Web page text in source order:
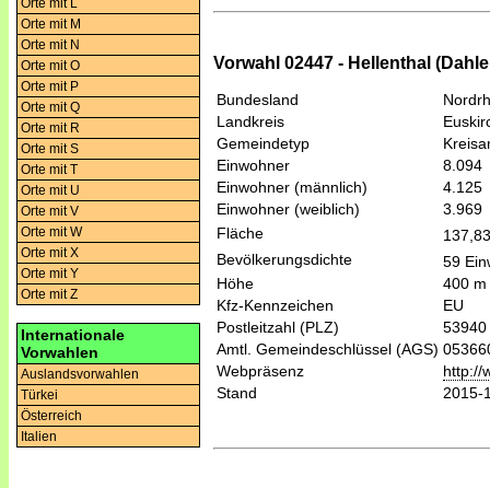
Orte mit L
Orte mit M
Orte mit N
Orte mit O
Orte mit P
Orte mit Q
Orte mit R
Orte mit S
Orte mit T
Orte mit U
Orte mit V
Orte mit W
Orte mit X
Orte mit Y
Orte mit Z
Internationale
Vorwahlen
Auslandsvorwahlen
Türkei
Österreich
Italien
Vorwahl 02447 - Hellenthal
Bundesland
Landkreis
Gemeindetyp
Einwohner
8.094
Einwohner (männlich)
4.125
Einwohner (weiblich)
3.969
Fläche
Bevölkerungsdichte
59
Höhe
400 m
Kfz-Kennzeichen
EU
Postleitzahl (PLZ)
53940
Amtl. Gemeindeschlüssel (AGS)
Webpräsenz
http://
Stand
2015-